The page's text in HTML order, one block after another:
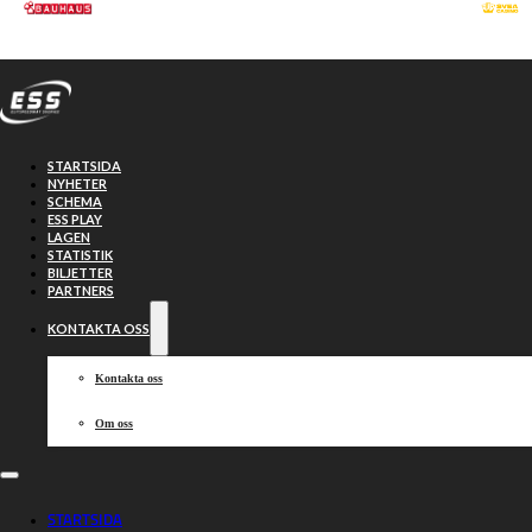
Hoppa till huvudinnehåll
STARTSIDA
NYHETER
SCHEMA
ESS PLAY
LAGEN
STATISTIK
BILJETTER
PARTNERS
KONTAKTA OSS
Kontakta oss
Om oss
STARTSIDA
Kumlas indianer